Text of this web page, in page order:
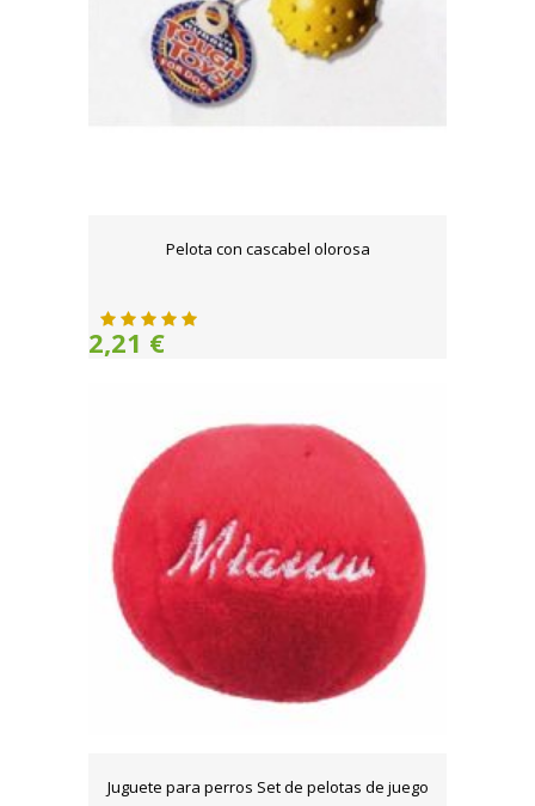
Pelota con cascabel olorosa
2,21 €
Juguete para perros Set de pelotas de juego